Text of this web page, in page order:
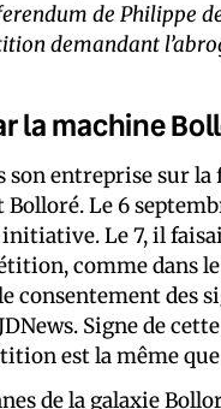
de Philippe
demandant
la machine
son entreprise sur la
Le 6
Le 7, il
comme dans le
consentement
Signe de
est la même que
de la galaxie